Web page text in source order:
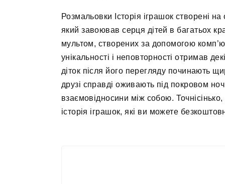
Розмальовки Історія іграшок створені
який завоював серця дітей в багатьох
мультом, створених за допомогою
унікальності і неповторності отримав
діток після його перегляду починають
друзі справді оживають під покровом
взаємовідносини між собою.
історія іграшок, які ви можете